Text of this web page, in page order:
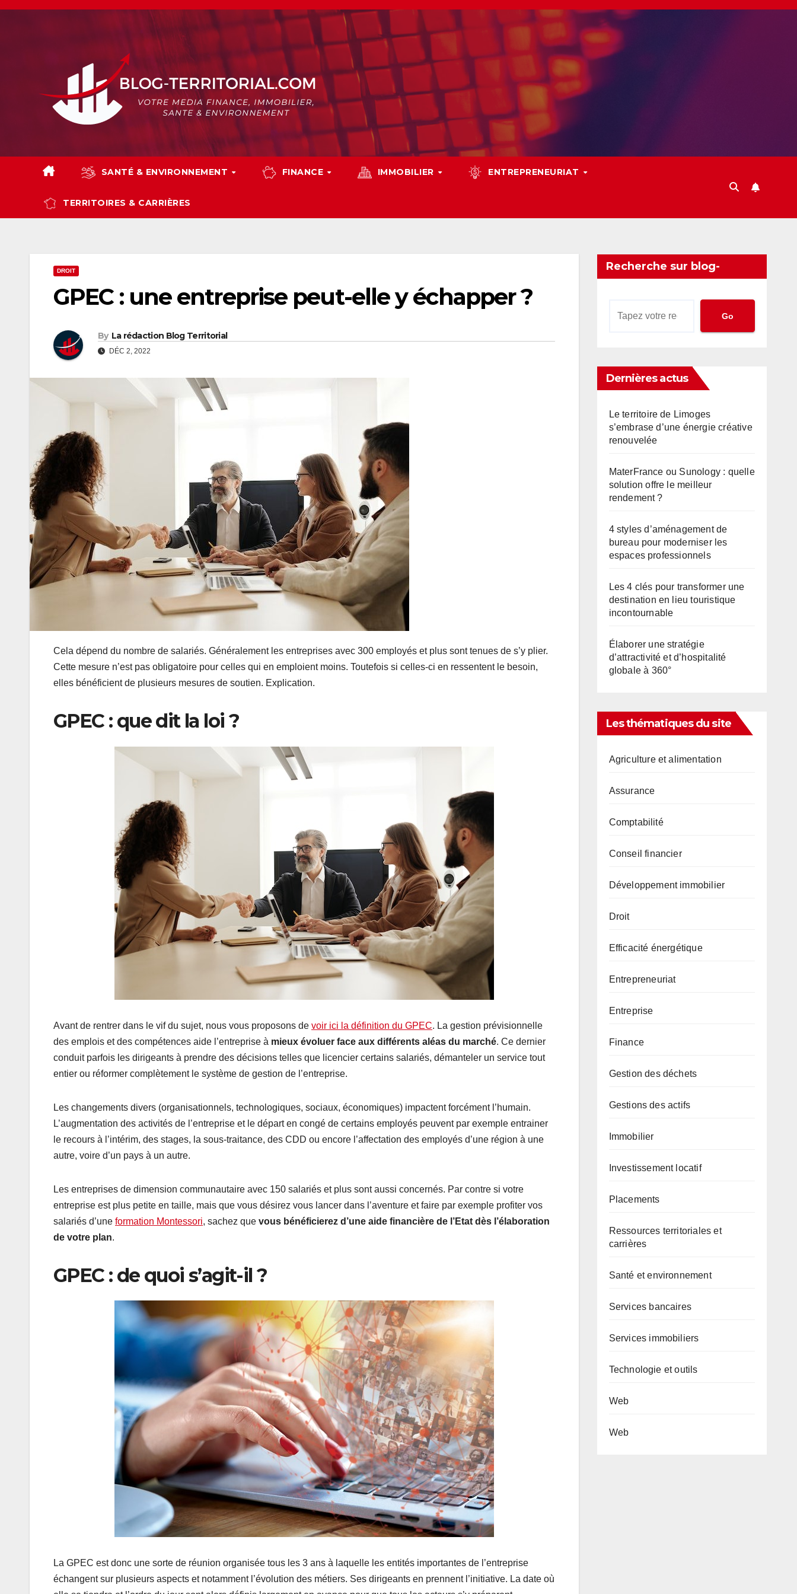
Skip
SANTÉ & ENVIRONNEMENT FINANCE IMMOBILIER ENTREPRENEURIAT
TERRITOIRES & CARRIÈRES
DROIT
GPEC : une entreprise peut-elle y échapper ?
By La rédaction Blog Territorial
DÉC 2, 2022
Cela dépend du nombre de salariés. Généralement les entreprises avec 300 employés et plus sont tenues de s’y plier.
Cette mesure n’est pas obligatoire pour celles qui en emploient moins. Toutefois si celles-ci en ressentent le besoin,
elles bénéficient de plusieurs mesures de soutien. Explication.
GPEC : que dit la loi ?
Avant de rentrer dans le vif du sujet, nous vous proposons de voir ici la définition du GPEC. La gestion prévisionnelle
des emplois et des compétences aide l’entreprise à mieux évoluer face aux différents aléas du marché. Ce dernier
conduit parfois les dirigeants à prendre des décisions telles que licencier certains salariés, démanteler un service tout
entier ou réformer complètement le système de gestion de l’entreprise.
Les changements divers (organisationnels, technologiques, sociaux, économiques) impactent forcément l’humain.
L’augmentation des activités de l’entreprise et le départ en congé de certains employés peuvent par exemple entrainer
le recours à l’intérim, des stages, la sous-traitance, des CDD ou encore l’affectation des employés d’une région à une
autre, voire d’un pays à un autre.
Les entreprises de dimension communautaire avec 150 salariés et plus sont aussi concernés. Par contre si votre
entreprise est plus petite en taille, mais que vous désirez vous lancer dans l’aventure et faire par exemple profiter vos
salariés d’une formation Montessori, sachez que vous bénéficierez d’une aide financière de l’Etat dès l’élaboration
de votre plan.
GPEC : de quoi s’agit-il ?
La GPEC est donc une sorte de réunion organisée tous les 3 ans à laquelle les entités importantes de l’entreprise
échangent sur plusieurs aspects et notamment l’évolution des métiers. Ses dirigeants en prennent l’initiative. La date où
Recherche sur blog-
Go
Dernières actus
Le territoire de Limoges
s’embrase d’une énergie créative
renouvelée
MaterFrance ou Sunology : quelle
solution offre le meilleur
rendement ?
4 styles d’aménagement de
bureau pour moderniser les
espaces professionnels
Les 4 clés pour transformer une
destination en lieu touristique
incontournable
Élaborer une stratégie
d’attractivité et d’hospitalité
globale à 360°
Les thématiques du site
Agriculture et alimentation
Assurance
Comptabilité
Conseil financier
Développement immobilier
Droit
Efficacité énergétique
Entrepreneuriat
Entreprise
Finance
Gestion des déchets
Gestions des actifs
Immobilier
Investissement locatif
Placements
Ressources territoriales et
carrières
Santé et environnement
Services bancaires
Services immobiliers
Technologie et outils
Web
Web